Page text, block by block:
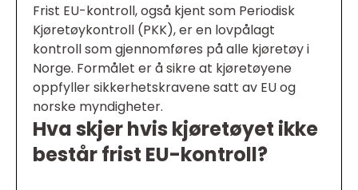
Frist EU-kontroll, også kjent som Periodisk
Kjøretøykontroll (PKK), er en lovpålagt
kontroll som gjennomføres på alle kjøretøy i
Norge. Formålet er å sikre at kjøretøyene
oppfyller sikkerhetskravene satt av EU og
norske myndigheter.
Hva skjer hvis kjøretøyet ikke
består frist EU-kontroll?